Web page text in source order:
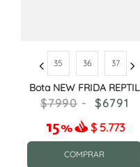
35 36 37
Bota NEW FRIDA REPTIL
NEGRO
7990
6791
$ 5.773
COMPRAR